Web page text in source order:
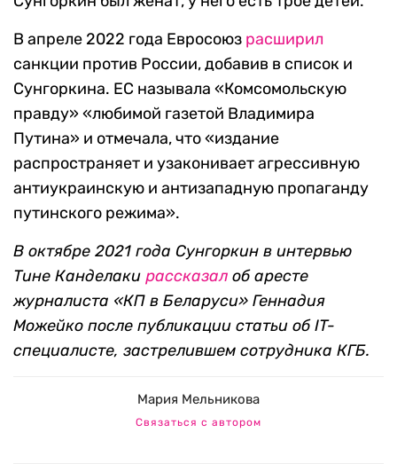
В апреле 2022 года Евросоюз расширил
санкции против России, добавив в список и
Сунгоркина. ЕС называла «Комсомольскую
правду» «любимой газетой Владимира
Путина» и отмечала, что «издание
распространяет и узаконивает агрессивную
антиукраинскую и антизападную пропаганду
путинского режима».
В октябре 2021 года Сунгоркин в интервью
Тине Канделаки рассказал об аресте
журналиста «КП в Беларуси» Геннадия
Можейко после публикации статьи об IT-
специалисте, застрелившем сотрудника КГБ.
Мария Мельникова
Связаться с автором